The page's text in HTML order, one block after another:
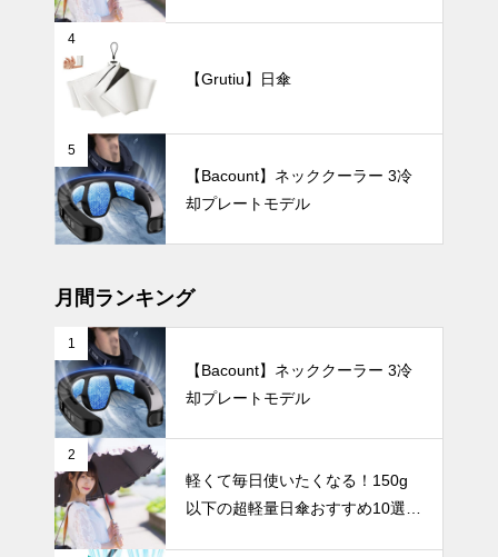
め。もらって
嬉しい、こだ
わりの食器ギ
フト10選。
インテリア小物
お部屋をワン
ランク上の空
間へ。ホワイ
ト系の花瓶8
質インテリ
インテリア小物
手軽に始める
花のある暮ら
し。小さめ一
輪挿しの魅力
と楽しみ方。
UV・雨対策
4
【Grutiu】日傘
5
【Bacount】ネッククーラー 3冷
却プレートモデル
月間ランキング
1
【Bacount】ネッククーラー 3冷
却プレートモデル
2
軽くて毎日使いたくなる！150g
以下の超軽量日傘おすすめ10選